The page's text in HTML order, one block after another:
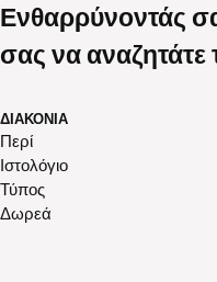
Ενθαρρύνοντάς
σας να αναζητάτε
ΔΙΑΚΟΝΊΑ
Περί
Ιστολόγιο
Τύπος
Δωρεά